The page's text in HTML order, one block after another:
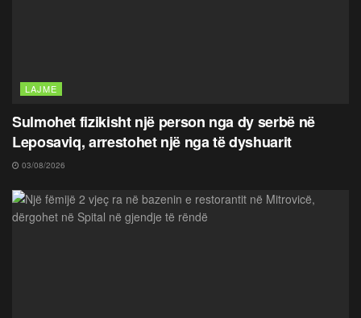
LAJME
Sulmohet fizikisht një person nga dy serbë në
Leposaviq, arrestohet një nga të dyshuarit
03/08/2026